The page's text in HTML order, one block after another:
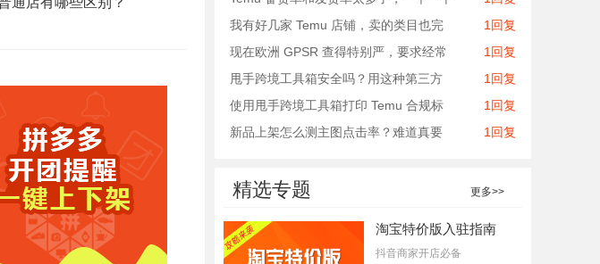
我有好几家 Temu 店铺，卖的类目也完
1回复
现在欧洲 GPSR 查得特别严，要求经常
1回复
甩手跨境工具箱安全吗？用这种第三方
1回复
使用甩手跨境工具箱打印 Temu 合规标
1回复
新品上架怎么测主图点击率？难道真要
1回复
精选专题 更多>>
淘宝特价版入驻指南
抖音商家开店必备